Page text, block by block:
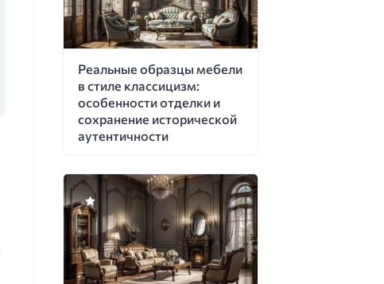
Реальные образцы мебели
в стиле классицизм:
особенности отделки и
сохранение исторической
аутентичности